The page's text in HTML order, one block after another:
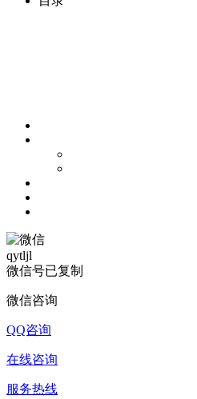
qytljl
微信号已复制
微信咨询
QQ咨询
在线咨询
服务热线